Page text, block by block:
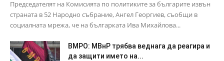
Председателят на Комисията по политиките за българите извън
страната в 52 Народно събрание, Ангел Георгиев, съобщи в
социалната мрежа, че на българката Ива Михайлова...
ВМРО: МВнР трябва веднага да реагира и
да защити името на...